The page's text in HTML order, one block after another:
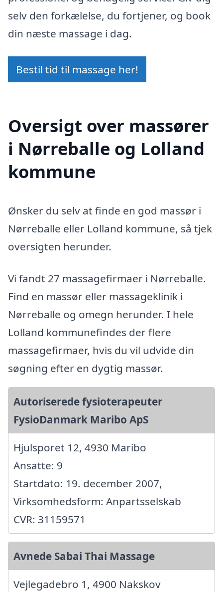
selv den forkælelse, du fortjener, og book
din næste massage i dag.
Bestil tid til massage her!
Oversigt over massører
i Nørreballe og Lolland
kommune
Ønsker du selv at finde en god massør i
Nørreballe eller Lolland kommune, så tjek
oversigten herunder.
Vi fandt 27 massagefirmaer i Nørreballe.
Find en massør eller massageklinik i
Nørreballe og omegn herunder. I hele
Lolland kommunefindes der flere
massagefirmaer, hvis du vil udvide din
søgning efter en dygtig massør.
Autoriserede fysioterapeuter
FysioDanmark Maribo ApS
Hjulsporet 12, 4930 Maribo
Ansatte: 9
Startdato: 19. december 2007,
Virksomhedsform: Anpartsselskab
CVR: 31159571
Avnede Sabai Thai Massage
Vejlegadebro 1, 4900 Nakskov